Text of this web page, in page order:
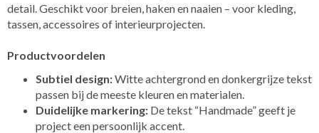
detail. Geschikt voor breien, haken en naaien – voor kleding,
tassen, accessoires of interieurprojecten.
Productvoordelen
Subtiel design:Witte achtergrond en donkergrijze tekst
passen bij de meeste kleuren en materialen.
Duidelijke markering: De tekst “Handmade” geeft je
project een persoonlijk accent.